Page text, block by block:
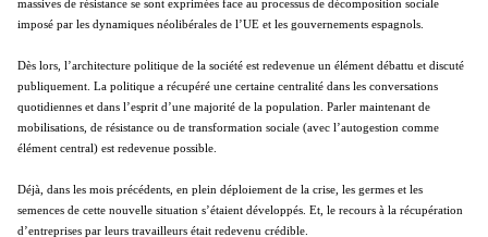
massives de résistance se sont exprimées face au processus de décomposition sociale
imposé par les dynamiques néolibérales de l’UE et les gouvernements espagnols.
Dès lors, l’architecture politique de la société est redevenue un élément débattu et discuté
publiquement. La politique a récupéré une certaine centralité dans les conversations
quotidiennes et dans l’esprit d’une majorité de la population. Parler maintenant de
mobilisations, de résistance ou de transformation sociale (avec l’autogestion comme
élément central) est redevenue possible.
Déjà, dans les mois précédents, en plein déploiement de la crise, les germes et les
semences de cette nouvelle situation s’étaient développés. Et, le recours à la récupération
d’entreprises par leurs travailleurs était redevenu crédible.